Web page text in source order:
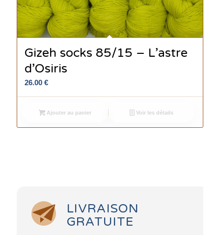
Gizeh socks 85/15 – L’astre
d’Osiris
26.00 €
Ajouter au panier Voir les détails
LIVRAISON
GRATUITE